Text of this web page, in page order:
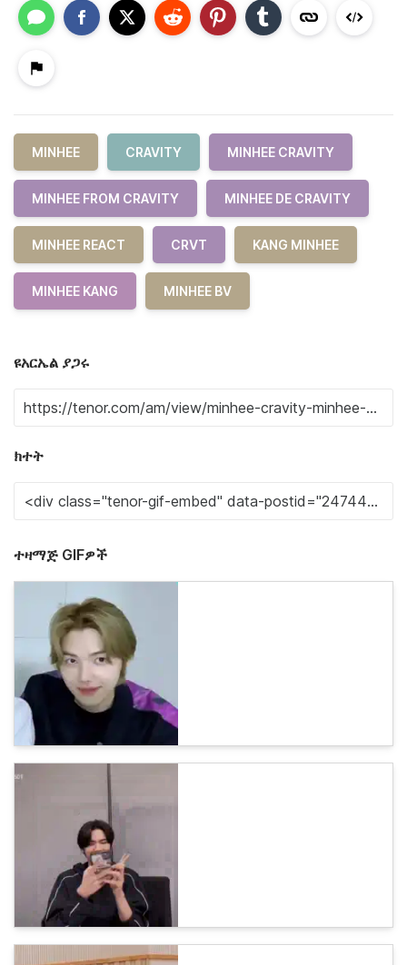
MINHEE CRAVITY MINHEE CRAVITY
MINHEE FROM CRAVITY MINHEE DE CRAVITY
MINHEE REACT CRVT KANG MINHEE
MINHEE KANG MINHEE BV
ዩአርኤል ያጋሩ
ክተት
ተዛማጅ GIFዎች